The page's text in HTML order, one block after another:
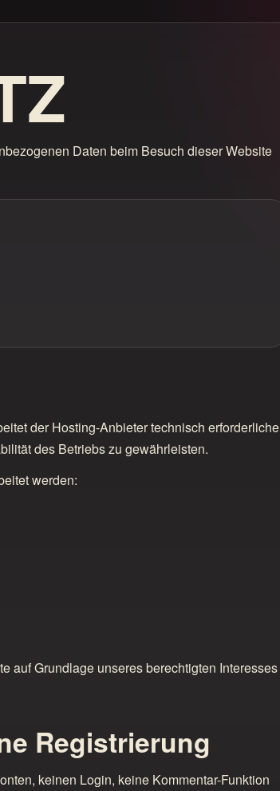
Daten beim Besuch dieser Website
der Hosting-Anbieter technisch erforderliche
des Betriebs zu gewährleisten.
werden:
auf Grundlage unseres berechtigten Interesses
Registrierung
keinen Login, keine Kommentar-Funktion